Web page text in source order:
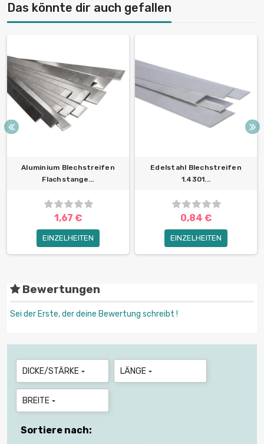
Das könnte dir auch gefallen
Aluminium Blechstreifen
Flachstange...
1,67 €
EINZELHEITEN
Edelstahl Blechstreifen
1.4301...
0,84 €
EINZELHEITEN
Bewertungen
Sei der Erste, der deine Bewertung schreibt !
DICKE/STÄRKE  LÄNGE 
BREITE 
Sortiere nach: